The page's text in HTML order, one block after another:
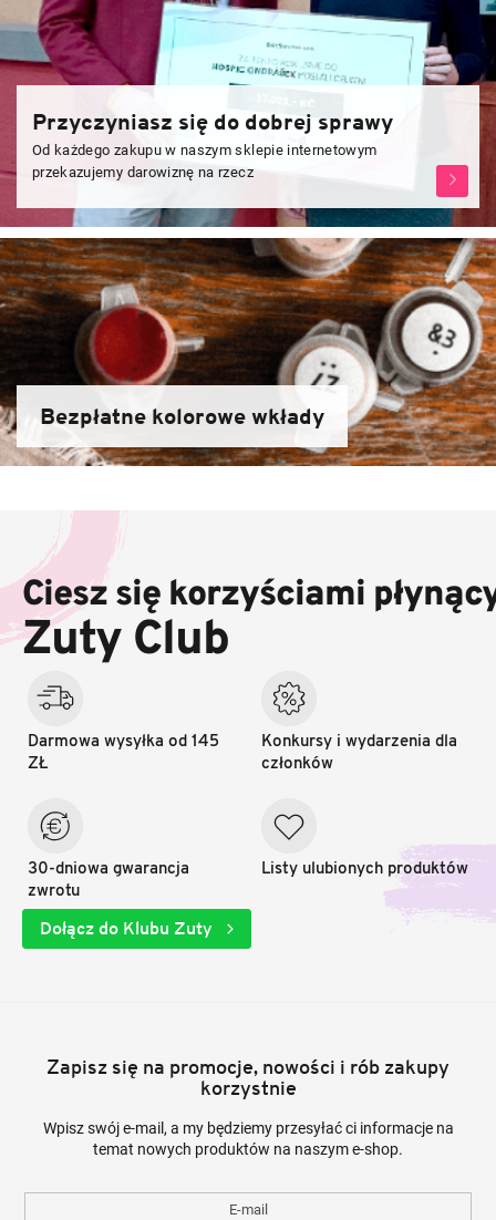
Przyczyniasz się do dobrej sprawy
Od każdego zakupu w naszym sklepie internetowym
przekazujemy darowiznę na rzecz
více
Bezpłatne kolorowe wkłady
p
k
a
Ciesz się korzyściami
Zuty Club
Darmowa wysyłka od 145
ZŁ
30-dniowa gwarancja
zwrotu
Konkursy i wydarzenia dla
członków
Listy ulubionych produktów
Dołącz do Klubu Zuty
Zapisz się na promocje, nowości i rób zakupy
korzystnie
Wpisz swój e-mail, a my będziemy przesyłać ci informacje na
temat nowych produktów na naszym e-shop.
E-mail